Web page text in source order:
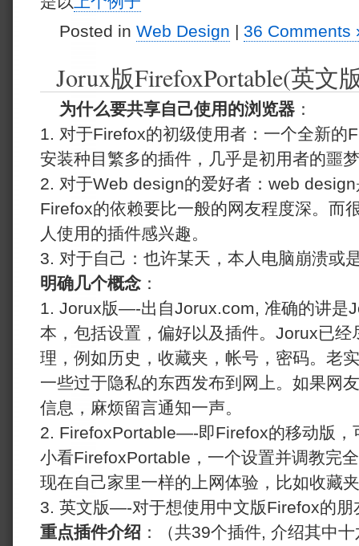
Posted inWeb Design |36 Comments
Jorux版FirefoxPortable(英文
为什么要共享自己使用的浏览器 ：
1. 对于Firefox的初级使用者：一个全新的
安装种目繁多的插件，几乎是初用者的噩
2. 对于Web design的爱好者：web
Firefox的依赖要比一般的网友程度深。而
人使用的插件感兴趣。
3. 对于自己：也许某天，本人电脑崩溃或
明确几个概念：
1. Jorux版—-出自Jorux.com, 准确的讲是
本，包括设置，偏好以及插件。Jorux已
理，例如历史，收藏夹，帐号，密码。老
一些过于隐私的东西发布到网上。如果网
信息，麻烦留言通知一声。
2. FirefoxPortable—-即Firefox的移动版，
小看FirefoxPortable，一个设置并调教完
现在自己家里一样的上网体验，比如收藏
3. 英文版—-对于想使用中文版Firefox的朋
重点插件介绍 ：（共39个插件, 介绍其中